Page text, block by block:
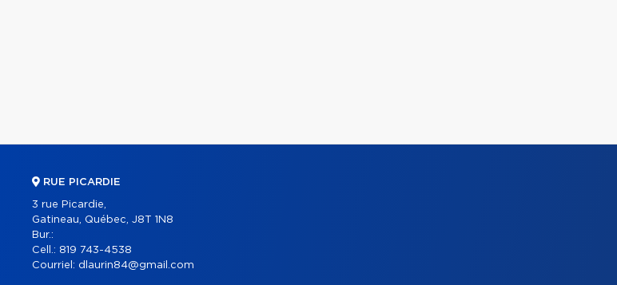
RUE PICARDIE
3 rue Picardie,
Gatineau, Québec, J8T 1N8
Bur.:
Cell.: 819 743-4538
Courriel: dlaurin84@gmail.com